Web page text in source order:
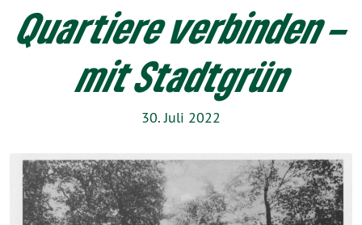
Quartiere verbinden –
mit Stadtgrün
30. Juli 2022